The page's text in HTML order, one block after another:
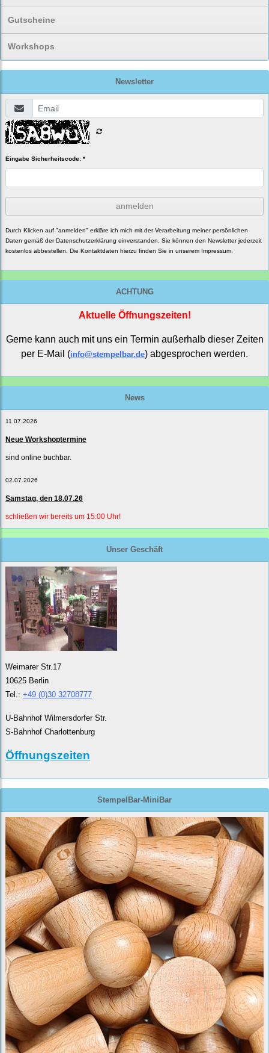
Gutscheine
Workshops
Newsletter
Eingabe Sicherheitscode: *
anmelden
Durch Klicken auf "anmelden" erkläre ich mich mit der Verarbeitung meiner persönlichen
Daten gemäß der Datenschutzerklärung einverstanden. Sie können den Newsletter jederzeit
kostenlos abbestellen. Die Kontaktdaten hierzu finden Sie in unserem Impressum.
ACHTUNG
Aktuelle Öffnungszeiten!
Gerne kann auch mit uns ein Termin außerhalb dieser Zeiten
per E-Mail (info@stempelbar.de) abgesprochen werden.
News
11.07.2026
Neue Workshoptermine
sind online buchbar.
02.07.2026
Samstag, den 18.07.26
schließen wir bereits um 15:00 Uhr!
Unser Geschäft
Weimarer Str.17
10625 Berlin
Tel.: +49 (0)30 32708777
U-Bahnhof Wilmersdorfer Str.
S-Bahnhof Charlottenburg
Öffnungszeiten
StempelBar-MiniBar